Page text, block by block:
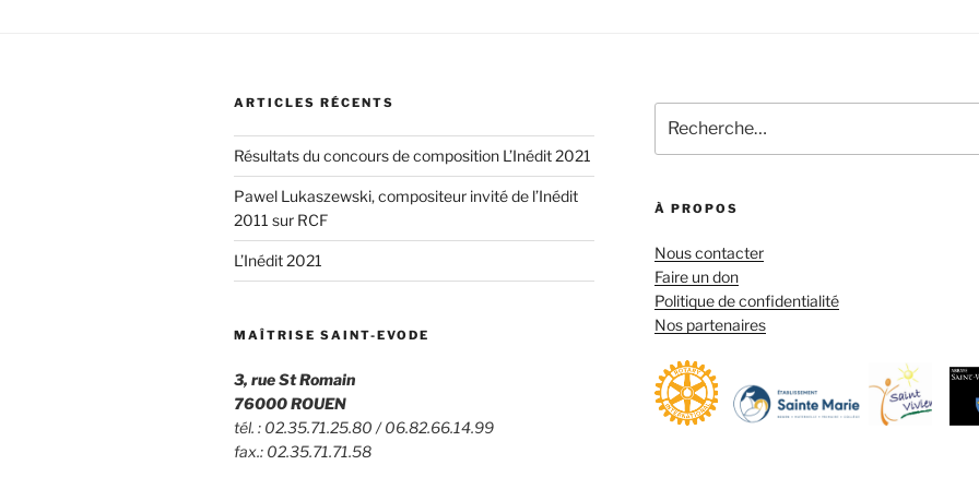
ARTICLES RÉCENTS
Résultats du concours de composition L’Inédit 2021
Pawel Lukaszewski, compositeur invité de l’Inédit
2011 sur RCF
L’Inédit 2021
MAÎTRISE SAINT-EVODE
3, rue St Romain
76000 ROUEN
tél. : 02.35.71.25.80 / 06.82.66.14.99
fax.: 02.35.71.71.58
pour
À PROPOS
Nous contacter
Faire un don
Politique de confidentialité
Nos partenaires